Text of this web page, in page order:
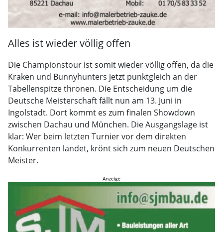
Alles ist wieder völlig offen
Die Championstour ist somit wieder völlig offen, da die
Kraken und Bunnyhunters jetzt punktgleich an der
Tabellenspitze thronen. Die Entscheidung um die
Deutsche Meisterschaft fällt nun am 13. Juni in
Ingolstadt. Dort kommt es zum finalen Showdown
zwischen Dachau und München. Die Ausgangslage ist
klar: Wer beim letzten Turnier vor dem direkten
Konkurrenten landet, krönt sich zum neuen Deutschen
Meister.